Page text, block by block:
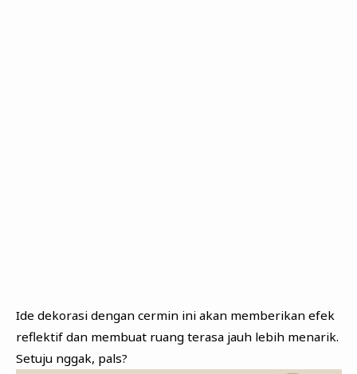
Ide dekorasi dengan cermin ini akan memberikan efek
reflektif dan membuat ruang terasa jauh lebih menarik.
Setuju nggak, pals?